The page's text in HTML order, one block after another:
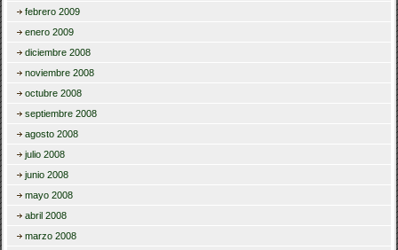
febrero 2009
enero 2009
diciembre 2008
noviembre 2008
octubre 2008
septiembre 2008
agosto 2008
julio 2008
junio 2008
mayo 2008
abril 2008
marzo 2008